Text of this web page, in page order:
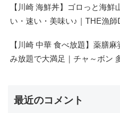
【川崎 海鮮丼】ゴロっと海
い・速い・美味い♪｜THE漁師
【川崎 中華 食べ放題】薬膳
み放題で大満足｜チャ～ボン
最近のコメント